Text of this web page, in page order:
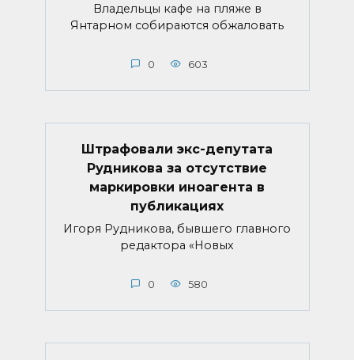
Владельцы кафе на пляже в
Янтарном собираются обжаловать
0 603
Штрафовали экс-депутата
Рудникова за отсутствие
маркировки иноагента в
публикациях
Игоря Рудникова, бывшего главного
редактора «Новых
0 580